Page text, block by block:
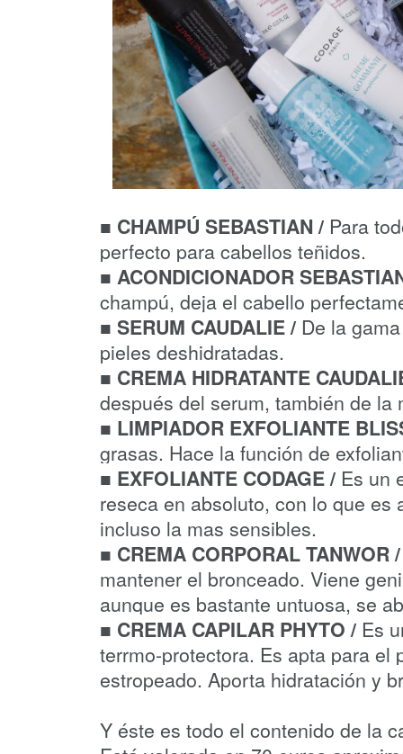
■ CHAMPÚ SEBASTIAN / Para
perfecto para cabellos teñidos.
■ ACONDICIONADOR
champú, deja el cabello
■ SERUM CAUDALIE / De la
pieles deshidratadas.
■ CREMA HIDRATANTE
después del serum, también de la
■ LIMPIADOR EXFOLIANTE
grasas. Hace la función de
■ EXFOLIANTE CODAGE / Es un
reseca en absoluto, con lo que es
incluso la mas sensibles.
■ CREMA CORPORAL TANWOR
mantener el bronceado. Viene
aunque es bastante untuosa, se
■ CREMA CAPILAR PHYTO / Es
terrmo-protectora. Es apta para el
estropeado. Aporta hidratación y
Y éste es todo el contenido de la